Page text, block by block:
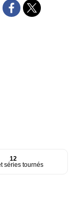
12
séries tournés